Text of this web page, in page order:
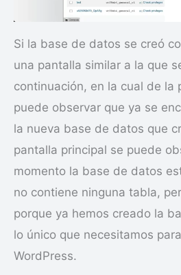
Si la base de datos se creó
una pantalla similar a la que
continuación, en la cual de la
puede observar que ya se
la nueva base de datos que
pantalla principal se puede
momento la base de datos
no contiene ninguna tabla,
porque ya hemos creado la
lo único que necesitamos
WordPress.